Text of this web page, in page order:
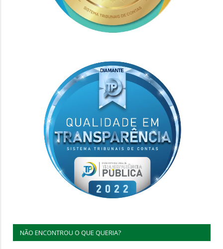
NÃO ENCONTROU O QUE QUERIA?